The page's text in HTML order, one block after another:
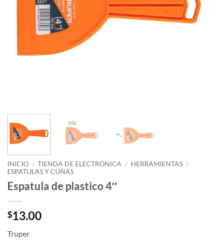
INICIO / TIENDA DE ELECTRÓNICA / HERRAMIENTAS /
ESPATULAS Y CUÑAS
Espatula de plastico 4″
$13.00
Truper